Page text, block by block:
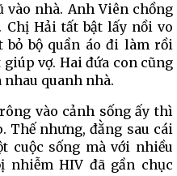
vào nhà. Anh Viên chồng
Chị Hải tất bật lấy nồi vo
bỏ bộ quần áo đi làm rồi
vợ. Hai đứa con cũng
quanh nhà.
vào cảnh sống ấy thì
Thế nhưng, đằng sau cái
cuộc sống mà với nhiều
nhiễm HIV đã gần chục